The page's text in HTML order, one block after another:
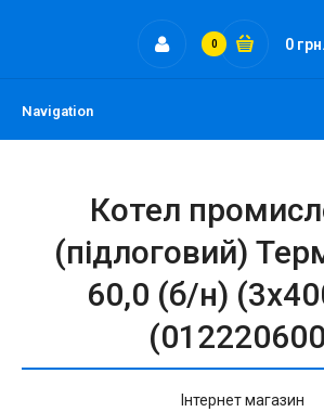
0 0 грн.
Navigation
Котел
(підлоговий)
60,0 (б/н)
Інтернет магазин